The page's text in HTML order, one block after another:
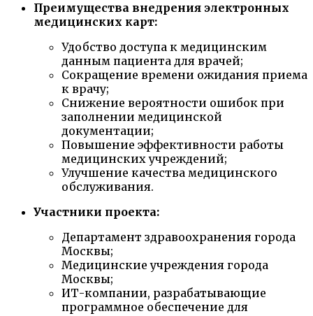
Преимущества внедрения электронных
медицинских карт:
Удобство доступа к медицинским
данным пациента для врачей;
Сокращение времени ожидания приема
к врачу;
Снижение вероятности ошибок при
заполнении медицинской
документации;
Повышение эффективности работы
медицинских учреждений;
Улучшение качества медицинского
обслуживания.
Участники проекта:
Департамент здравоохранения города
Москвы;
Медицинские учреждения города
Москвы;
ИТ-компании, разрабатывающие
программное обеспечение для